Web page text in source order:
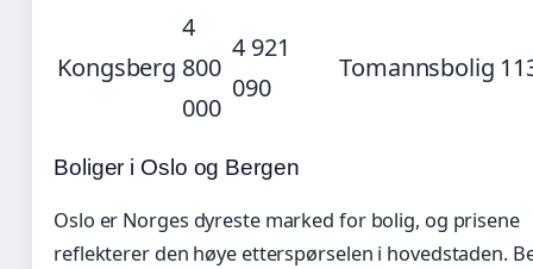
Kongsberg
4
800
000
4 921
090
Tomannsbolig
Boliger i Oslo og Bergen
Oslo er Norges dyreste marked for bolig, og prisene
reflekterer den høye etterspørselen i hovedstaden.